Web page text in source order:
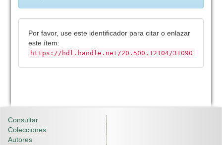
Por favor, use este identificador para citar o enlazar
este ítem:
https://hdl.handle.net/20.500.12104/31090
Consultar
Colecciones
Autores